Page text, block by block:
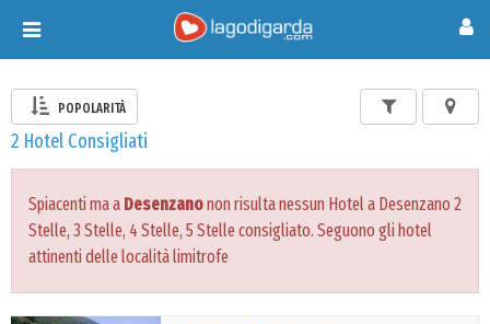
Toggle
navigation
POPOLARITÀ
2 Hotel Consigliati
Spiacenti ma a Desenzanonon risulta nessun Hotel a Desenzano 2
Stelle, 3 Stelle, 4 Stelle, 5 Stelle consigliato. Seguono gli hotel
attinenti delle località limitrofe